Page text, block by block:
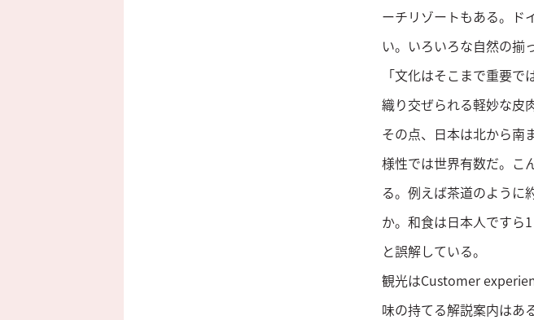
ーチリゾートもある。ド
い。いろいろな自然の揃
「文化はそこまで重要
織り交ぜられる軽妙な皮
その点、日本は北から南
様性では世界有数だ。こ
る。例えば茶道のように
か。和食は日本人ですら
と誤解している。
観光はCustomer
味の持てる解説案内はあ